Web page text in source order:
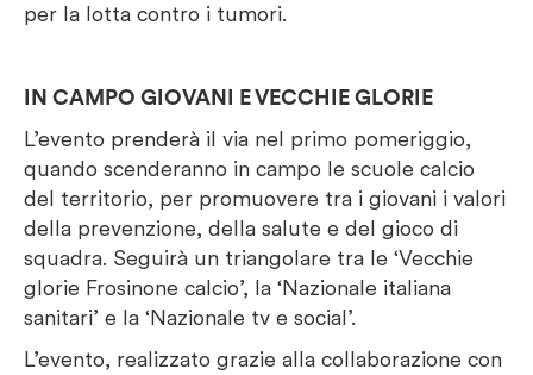
per la lotta contro i tumori.
IN CAMPO GIOVANI E VECCHIE GLORIE
L’evento prenderà il via nel primo pomeriggio,
quando scenderanno in campo le scuole calcio
del territorio, per promuovere tra i giovani i valori
della prevenzione, della salute e del gioco di
squadra. Seguirà un triangolare tra le ‘Vecchie
glorie Frosinone calcio’, la ‘Nazionale italiana
sanitari’ e la ‘Nazionale tv e social’.
L’evento, realizzato grazie alla collaborazione con